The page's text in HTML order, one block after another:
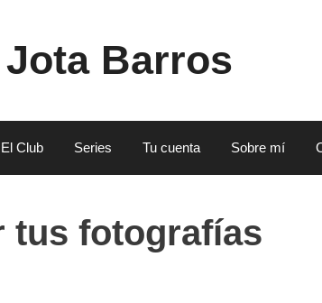
Jota Barros
El Club Series Tu cuenta Sobre mí
tus fotografías